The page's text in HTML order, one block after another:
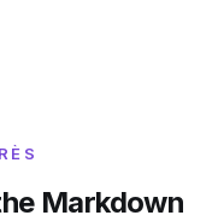
Markdown